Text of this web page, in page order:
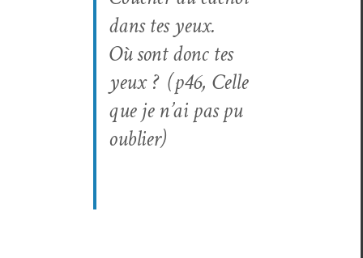
dans tes yeux.
Où sont donc tes
yeux ? (p46, Celle
que je n’ai pas pu
oublier)